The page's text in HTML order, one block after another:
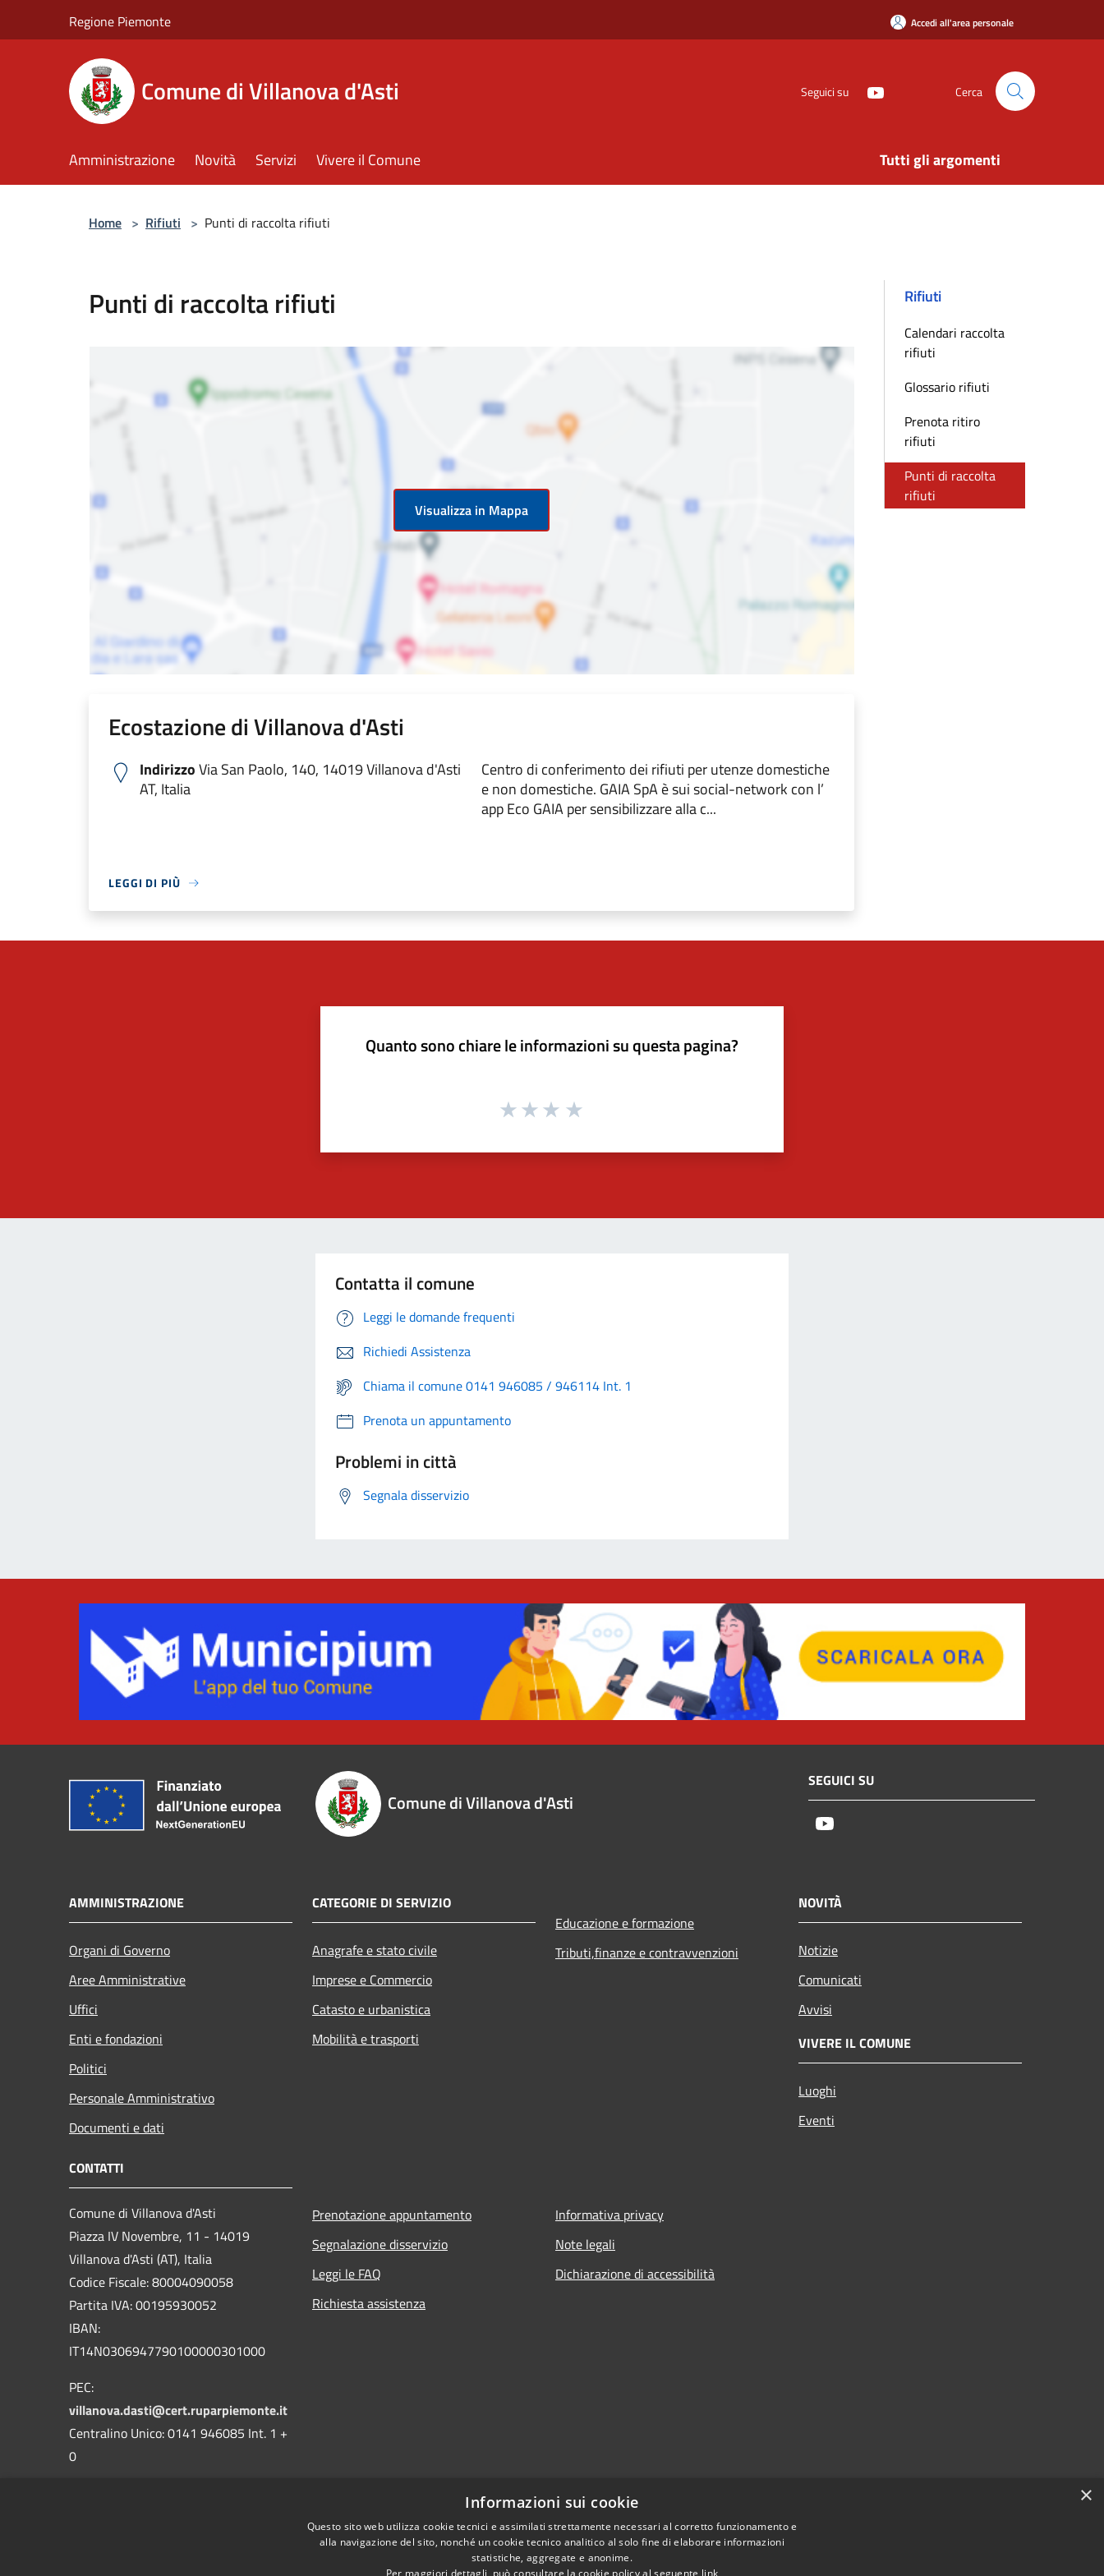
Regione Piemonte Accedi all'area personale
Comune di Villanova d'Asti Seguici su Cerca
Amministrazione Novità Servizi Vivere il Comune Tutti gli argomenti
Home > Rifiuti > Punti di raccolta rifiuti
Punti di raccolta rifiuti
Visualizza in Mappa
Ecostazione di Villanova d'Asti
IndirizzoVia San Paolo, 140, 14019 Villanova d'Asti
AT, Italia
Centro di conferimento dei rifiuti per utenze domestiche
e non domestiche. GAIA SpA è sui social-network con l’
app Eco GAIA per sensibilizzare alla c...
LEGGI DI PIÙ
Rifiuti
Calendari raccolta
rifiuti
Glossario rifiuti
Prenota ritiro
rifiuti
Punti di raccolta
rifiuti
Quanto sono chiare le informazioni su questa pagina?
Contatta il comune
Leggi le domande frequenti
Richiedi Assistenza
Chiama il comune 0141 946085 / 946114 Int. 1
Prenota un appuntamento
Problemi in città
Segnala disservizio
Comune di Villanova d'Asti
SEGUICI SU
AMMINISTRAZIONE
Organi di Governo
Aree Amministrative
Uffici
Enti e fondazioni
Politici
Personale Amministrativo
Documenti e dati
CATEGORIE DI SERVIZIO
Anagrafe e stato civile
Imprese e Commercio
Catasto e urbanistica
Mobilità e trasporti
Educazione e formazione
Tributi,finanze e contravvenzioni
NOVITÀ
Notizie
Comunicati
Avvisi
VIVERE IL COMUNE
Luoghi
Eventi
CONTATTI
Comune di Villanova d'Asti
Piazza IV Novembre, 11 - 14019
Villanova d'Asti (AT), Italia
Codice Fiscale: 80004090058
Partita IVA: 00195930052
IBAN:
IT14N0306947790100000301000
PEC:
villanova.dasti@cert.ruparpiemonte.it
Centralino Unico: 0141 946085 Int. 1 +
0
Prenotazione appuntamento
Segnalazione disservizio
Leggi le FAQ
Richiesta assistenza
Informativa privacy
Note legali
Dichiarazione di accessibilità
Mappa del sito
×
Informazioni sui cookie
Questo sito web utilizza cookie tecnici e assimilati strettamente necessari al corretto funzionamento e
alla navigazione del sito, nonché un cookie tecnico analitico al solo fine di elaborare informazioni
statistiche, aggregate e anonime.
Per maggiori dettagli, può consultare la cookie policy al seguente link